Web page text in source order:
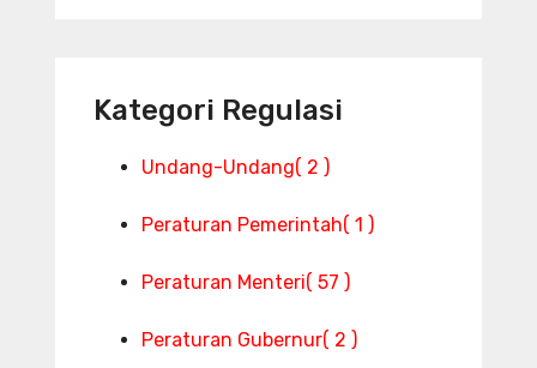
Kategori Regulasi
Undang-Undang( 2 )
Peraturan Pemerintah( 1 )
Peraturan Menteri( 57 )
Peraturan Gubernur( 2 )